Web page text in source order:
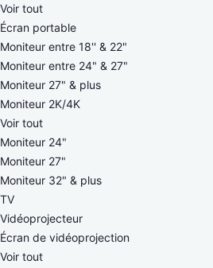
Voir tout
Écran portable
Moniteur entre 18'' & 22"
Moniteur entre 24" & 27"
Moniteur 27" & plus
Moniteur 2K/4K
Voir tout
Moniteur 24"
Moniteur 27"
Moniteur 32" & plus
TV
Vidéoprojecteur
Écran de vidéoprojection
Voir tout